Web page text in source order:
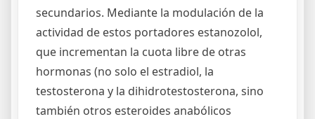
secundarios. Mediante la modulación de la
actividad de estos portadores estanozolol,
que incrementan la cuota libre de otras
hormonas (no solo el estradiol, la
testosterona y la dihidrotestosterona, sino
también otros esteroides anabólicos